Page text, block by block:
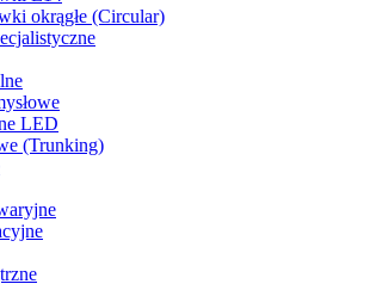
okrągłe (Circular)
LED
(Trunking)